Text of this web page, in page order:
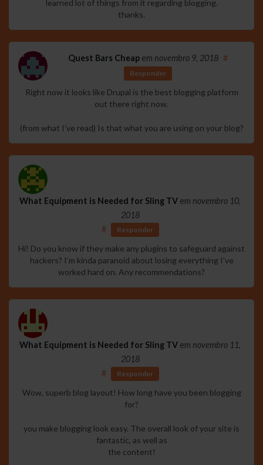
learned lot of things from it regarding blogging.
thanks.
Quest Bars Cheapem novembro 9, 2018 #
Responder
Right now it looks like Drupal is the best blogging platform
out there right now.
(from what I’ve read) Is that what you are using on your blog?
What Equipment is Needed for Sling TV em novembro 10,
2018
#
Responder
Hi! Do you know if they make any plugins to safeguard against
hackers? I’m kinda paranoid about losing everything I’ve
worked hard on. Any recommendations?
What Equipment is Needed for Sling TV em novembro 11,
2018
#
Responder
Wow, superb blog layout! How long have you been blogging
for?
you make blogging look easy. The overall look of your site is
fantastic, as well as
the content!